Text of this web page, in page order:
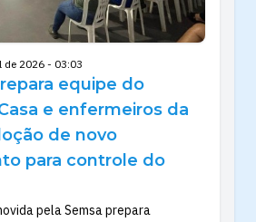
de 2026 - 03:03
equipe do
e enfermeiros da
de novo
para controle do
pela Semsa prepara